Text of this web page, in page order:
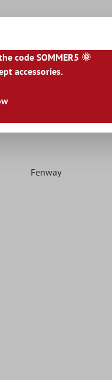
|HR|LU
Fenway
code SOMMER5 🌞
accessories.